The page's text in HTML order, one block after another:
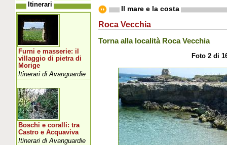
Il mare e la costa
Roca Vecchia
Torna alla località Roca Vecchia
Foto 2 di
Itinerari
Furni e masserie: il
villaggio di pietra di
Morige
Itinerari di Avanguardie
Boschi e coralli: tra
Castro e Acquaviva
Itinerari di Avanguardie